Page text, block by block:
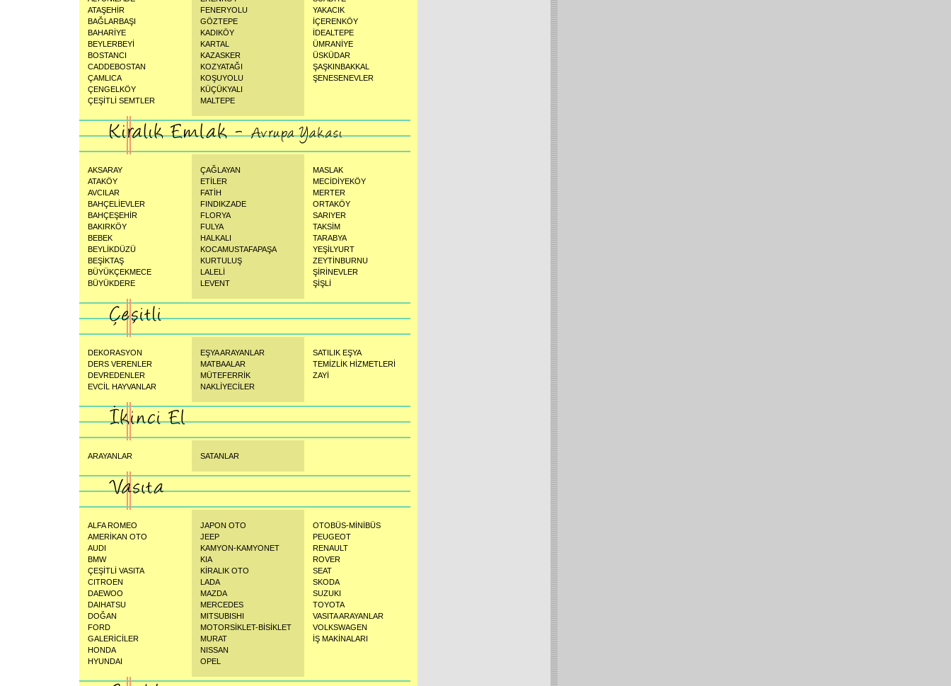
ATAŞEHİR
BAĞLARBAŞI
BAHARİYE
BEYLERBEYİ
BOSTANCI
CADDEBOSTAN
ÇAMLICA
ÇENGELKÖY
ÇEŞİTLİ SEMTLER
FENERYOLU
GÖZTEPE
KADIKÖY
KARTAL
KAZASKER
KOZYATAĞI
KOŞUYOLU
KÜÇÜKYALI
MALTEPE
YAKACIK
İÇERENKÖY
İDEALTEPE
ÜMRANİYE
ÜSKÜDAR
ŞAŞKINBAKKAL
ŞENESENEVLER
AKSARAY
ATAKÖY
AVCILAR
BAHÇELİEVLER
BAHÇEŞEHİR
BAKIRKÖY
BEBEK
BEYLİKDÜZÜ
BEŞİKTAŞ
BÜYÜKÇEKMECE
BÜYÜKDERE
ÇAĞLAYAN
ETİLER
FATİH
FINDIKZADE
FLORYA
FULYA
HALKALI
KOCAMUSTAFAPAŞA
KURTULUŞ
LALELİ
LEVENT
MASLAK
MECİDİYEKÖY
MERTER
ORTAKÖY
SARIYER
TAKSİM
TARABYA
YEŞİLYURT
ZEYTİNBURNU
ŞİRİNEVLER
ŞİŞLİ
DEKORASYON
DERS VERENLER
DEVREDENLER
EVCİL HAYVANLAR
EŞYA ARAYANLAR
MATBAALAR
MÜTEFERRİK
NAKLİYECİLER
SATILIK EŞYA
TEMİZLİK HİZMETLERİ
ZAYİ
ARAYANLAR SATANLAR
ALFA ROMEO
AMERİKAN OTO
AUDI
BMW
ÇEŞİTLİ VASITA
CITROEN
DAEWOO
DAIHATSU
DOĞAN
FORD
GALERİCİLER
HONDA
HYUNDAI
JAPON OTO
JEEP
KAMYON-KAMYONET
KIA
KİRALIK OTO
LADA
MAZDA
MERCEDES
MITSUBISHI
MOTORSİKLET-BİSİKLET
MURAT
NISSAN
OPEL
OTOBÜS-MİNİBÜS
PEUGEOT
RENAULT
ROVER
SEAT
SKODA
SUZUKI
TOYOTA
VASITA ARAYANLAR
VOLKSWAGEN
İŞ MAKİNALARI